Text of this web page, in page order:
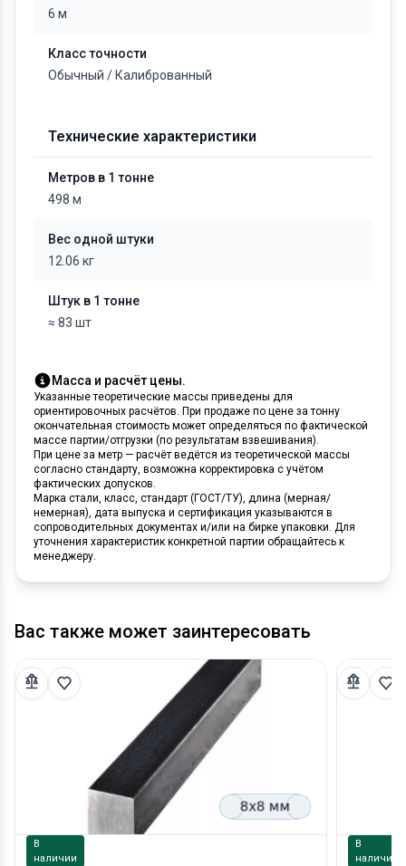
6 м
Класс точности
Обычный / Калиброванный
Технические характеристики
Метров в 1 тонне
498 м
Вес одной штуки
12.06 кг
Штук в 1 тонне
≈ 83 шт
Масса и расчёт цены.
Указанные теоретические массы приведены для
ориентировочных расчётов. При продаже по цене за тонну
окончательная стоимость может определяться по фактической
массе партии/отгрузки (по результатам взвешивания).
При цене за метр — расчёт ведётся из теоретической массы
согласно стандарту, возможна корректировка с учётом
фактических допусков.
Марка стали, класс, стандарт (ГОСТ/ТУ), длина (мерная/
немерная), дата выпуска и сертификация указываются в
сопроводительных документах и/или на бирке упаковки. Для
уточнения характеристик конкретной партии обращайтесь к
менеджеру.
Вас также может заинтересовать
В
наличии
В
наличии